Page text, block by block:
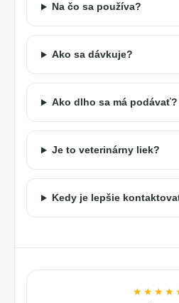
Na čo sa používa?
Ako sa dávkuje?
Ako dlho sa má podávať?
Je to veterinárny liek?
Kedy je lepšie